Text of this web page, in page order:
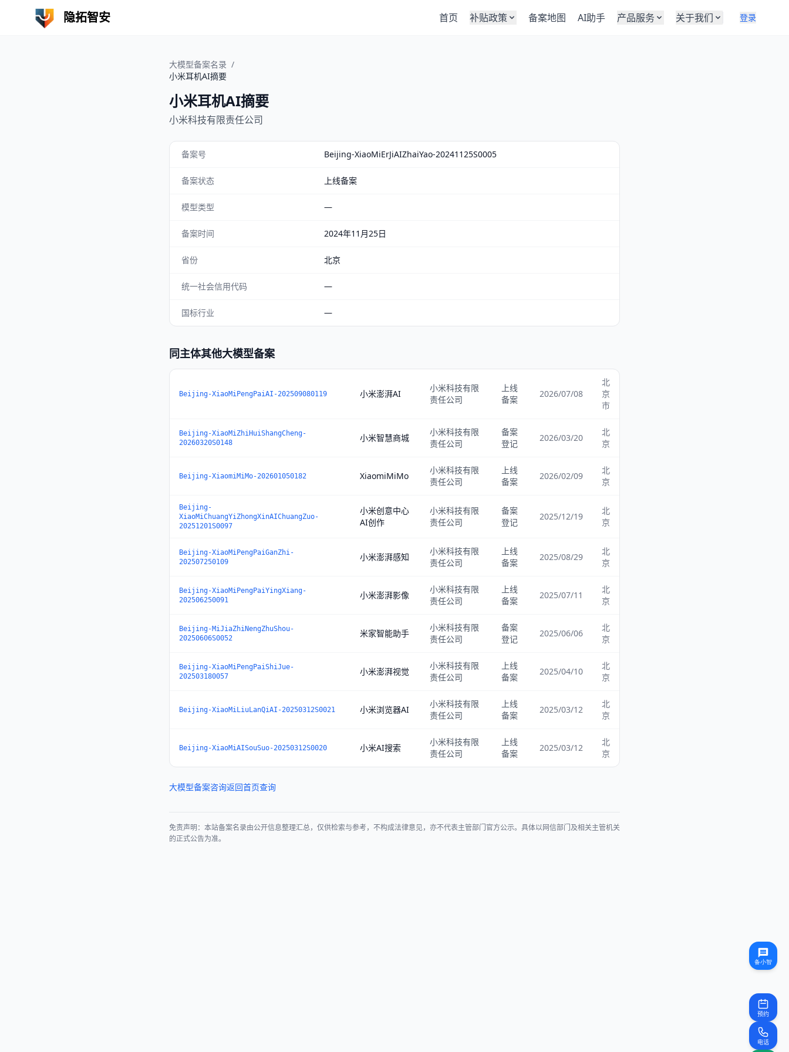
隐拓智安 首页 补贴政策 备案地图 AI助手 产品服务 关于我们 登录
大模型备案名录 /
小米耳机AI摘要
小米耳机AI摘要
小米科技有限责任公司
备案号 Beijing-XiaoMiErJiAIZhaiYao-20241125S0005
备案状态 上线备案
模型类型 —
备案时间 2024年11月25日
省份 北京
统一社会信用代码 —
国标行业 —
同主体其他大模型备案
Beijing-XiaoMiPengPaiAI-202509080119 小米澎湃AI
小米科技有限
责任公司
上线
备案
2026/07/08
北
京
市
Beijing-XiaoMiZhiHuiShangCheng-
20260320S0148
小米智慧商城
小米科技有限
责任公司
备案
登记
2026/03/20
北
京
Beijing-XiaomiMiMo-202601050182 XiaomiMiMo
小米科技有限
责任公司
上线
备案
2026/02/09
北
京
Beijing-
XiaoMiChuangYiZhongXinAIChuangZuo-
20251201S0097
小米创意中心
AI创作
小米科技有限
责任公司
备案
登记
2025/12/19
北
京
Beijing-XiaoMiPengPaiGanZhi-
202507250109
小米澎湃感知
小米科技有限
责任公司
上线
备案
2025/08/29
北
京
Beijing-XiaoMiPengPaiYingXiang-
202506250091
小米澎湃影像
小米科技有限
责任公司
上线
备案
2025/07/11
北
京
Beijing-MiJiaZhiNengZhuShou-
20250606S0052
米家智能助手
小米科技有限
责任公司
备案
登记
2025/06/06
北
京
Beijing-XiaoMiPengPaiShiJue-
202503180057
小米澎湃视觉
小米科技有限
责任公司
上线
备案
2025/04/10
北
京
Beijing-XiaoMiLiuLanQiAI-20250312S0021 小米浏览器AI
小米科技有限
责任公司
上线
备案
2025/03/12
北
京
Beijing-XiaoMiAISouSuo-20250312S0020 小米AI搜索
小米科技有限
责任公司
上线
备案
2025/03/12
北
京
大模型备案咨询返回首页查询
免责声明：本站备案名录由公开信息整理汇总，仅供检索与参考，不构成法律意见，亦不代表主管部门官方公示。具体以网信部门及相关主管机关
的正式公告为准。
预约
电话